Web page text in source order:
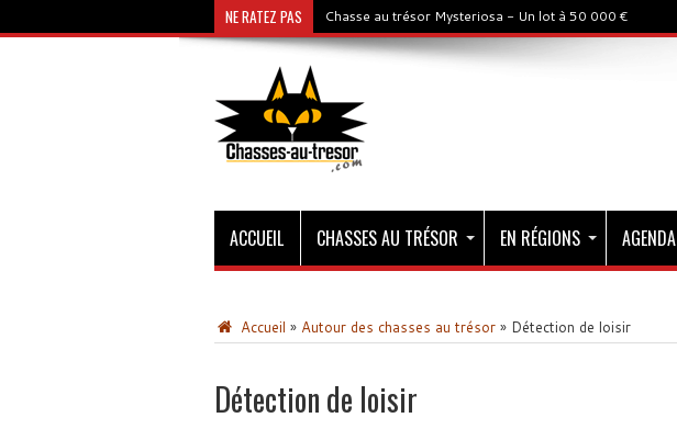
NE RATEZ PAS Chasse au trésor Mysteriosa - Un lot à 50 000 €
ACCUEIL CHASSES AU TRÉSOR EN RÉGIONS AGENDA
Accueil » Autour des chasses au trésor » Détection de loisir
Détection de loisir